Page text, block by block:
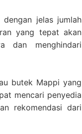
dengan jelas jumlah
yang tepat akan
dan menghindari
butek Mappi yang
mencari penyedia
rekomendasi dari